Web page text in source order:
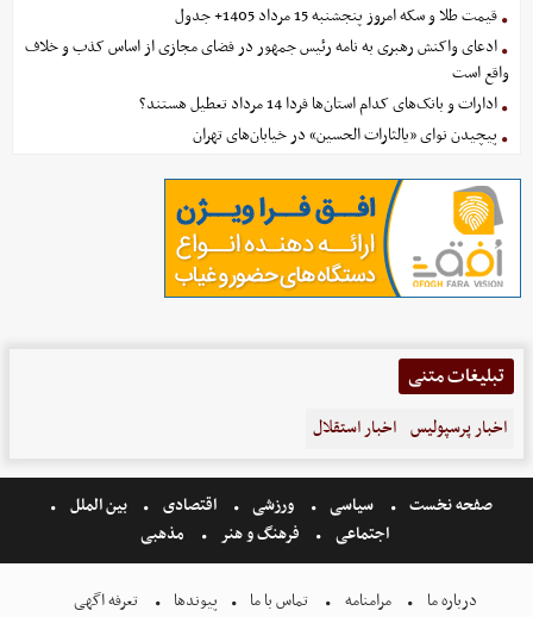
قیمت طلا و سکه امروز پنجشنبه 15 مرداد 1405+ جدول
ادعای واکنش رهبری به نامه رئیس جمهور در فضای مجازی از اساس کذب و خلاف
واقع است
ادارات و بانک‌های کدام استان‌ها فردا 14 مرداد تعطیل هستند؟
پیچیدن نوای «یالثارات الحسین» در خیابان‌های تهران
تبلیغات متنی
اخبار پرسپولیس اخبار استقلال
صفحه نخست سیاسی ورزشی اقتصادی
بین الملل
اجتماعی
فرهنگ و هنر مذهبی
درباره ما مرامنامه تماس با ما پیوندها تعرفه اگهی